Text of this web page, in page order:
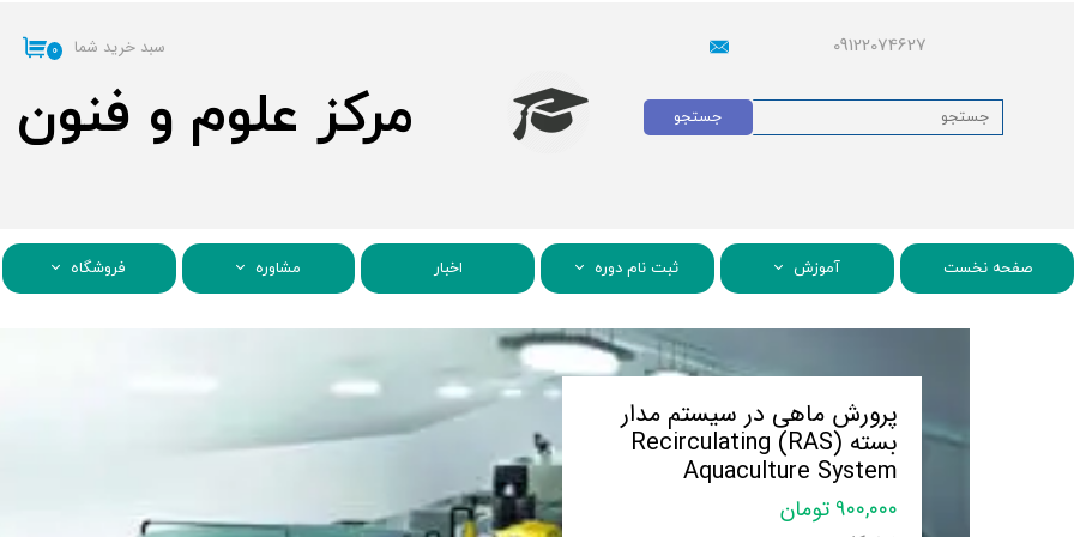
09122074627
مرکز علوم و فنون
۰ سبد خرید شما
جستجو
صفحه نخست آموزش ثبت نام دوره اخبار مشاوره فروشگاه
پرورش ماهی در سیستم مدار
بسته (RAS) Recirculating
Aquaculture System
۹۰۰,۰۰۰ تومان